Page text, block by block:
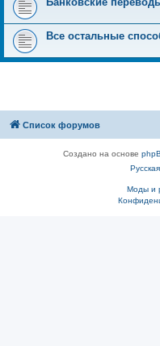
Все остальные
Список форумов
Создано на основе
Моды и